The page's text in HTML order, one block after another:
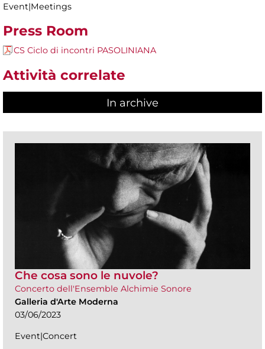
Event|Meetings
Press Room
CS Ciclo di incontri PASOLINIANA
Attività correlate
In archive
Che cosa sono le nuvole?
Concerto dell'Ensemble Alchimie Sonore
Galleria d'Arte Moderna
03/06/2023
Event|Concert